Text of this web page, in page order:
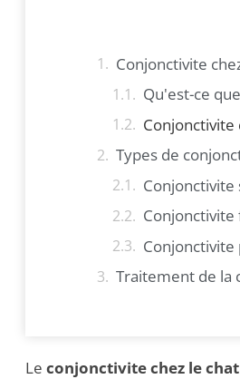
Conjonctivite
Qu'est-ce
Conjonctivite
Types de
Conjonctivite
Conjonctivite
Traitement de la
Le conjonctivite chez le chat